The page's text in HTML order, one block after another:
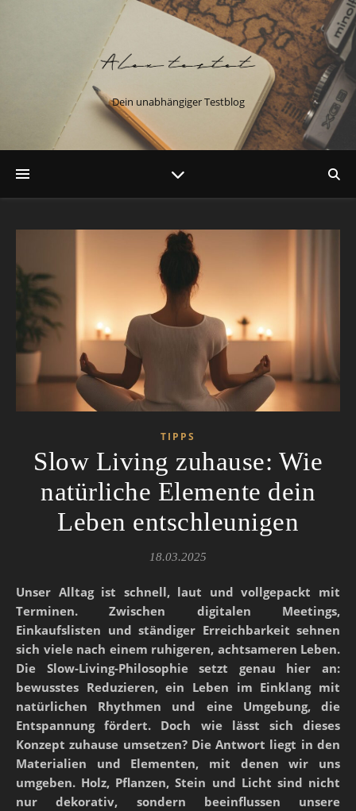
Dein unabhängiger Testblog
TIPPS
Slow Living zuhause: Wie
natürliche Elemente dein
Leben entschleunigen
18.03.2025
Unser Alltag ist schnell, laut und vollgepackt mit
Terminen. Zwischen digitalen Meetings,
Einkaufslisten und ständiger Erreichbarkeit sehnen
sich viele nach einem ruhigeren, achtsameren Leben.
Die Slow-Living-Philosophie setzt genau hier an:
bewusstes Reduzieren, ein Leben im Einklang mit
natürlichen Rhythmen und eine Umgebung, die
Entspannung fördert. Doch wie lässt sich dieses
Konzept zuhause umsetzen? Die Antwort liegt in den
Materialien und Elementen, mit denen wir uns
umgeben. Holz, Pflanzen, Stein und Licht sind nicht
nur dekorativ, sondern beeinflussen unsere